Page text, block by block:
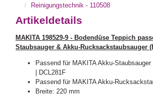
Reinigungstechnik - 110508
Artikeldetails
MAKITA 198529-9 - Bodendüse Teppich
Staubsauger & Akku-Rucksackstaubsauger
Passend für MAKITA Akku-Staubsauger
| DCL281F
Passend für MAKITA Akku-
Breite: 220 mm